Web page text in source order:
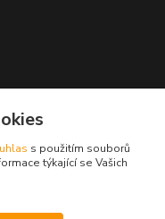
s použitím souborů
týkající se Vašich